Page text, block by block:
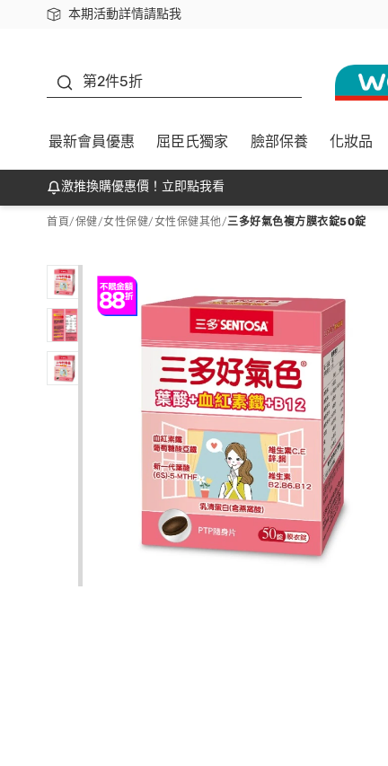
本期活動詳情請點我
下載app最高回饋$350
第2件5折
最新會員優惠 屈臣氏獨家 臉部保養 化妝品
激推換購優惠價！立即點我看
首頁/保健/女性保健/女性保健其他/三多好氣色複方膜衣錠50錠